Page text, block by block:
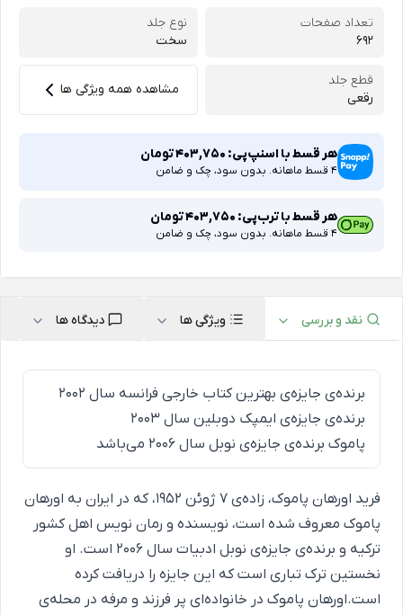
تعداد صفحات
692
نوع جلد
سخت
قطع جلد
رقعی
مشاهده همه ویژگی ها
هر قسط با اسنپ‌پی: 403,750تومان
4 قسط ماهانه. بدون سود، چک و ضامن
هر قسط با ترب‌پی: 403,750تومان
4 قسط ماهانه. بدون سود، چک و ضامن
نقد و بررسی ویژگی ها دیدگاه ها
برنده‌ی جایزه‌ی بهترین کتاب خارجی فرانسه سال 2002
برنده‌ی جایزه‌ی ایمپک دوبلین سال 2003
پاموک برنده‌ی جایزه‌ی نوبل سال 2006 می‌باشد
فرید اورهان پاموک، زاده‌ی ۷ ژوئن ۱۹۵۲، که در ایران به اورهان
پاموک معروف شده است، نویسنده و رمان نویس اهل کشور
ترکیه و برنده‌ی جایزه‌ی نوبل ادبیات سال ۲۰۰۶ است. او
نخستین ترک تباری است که این جایزه را دریافت کرده
است.اورهان پاموک در خانواده‌ای پر فرزند و مرفه در محله‌ی